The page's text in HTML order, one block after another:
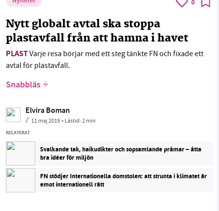
0
Nytt globalt avtal ska stoppa
plastavfall från att hamna i havet
PLASTVarje resa börjar med ett steg tänkte FN och fixade ett
avtal för plastavfall.
Snabbläs
Elvira Boman
11 maj 2019• Lästid:2 min
RELATERAT
Svalkande tak, haikudikter och sopsamlande pråmar – åtta
bra idéer för miljön
FN stödjer Internationella domstolen: att strunta i klimatet är
emot internationell rätt